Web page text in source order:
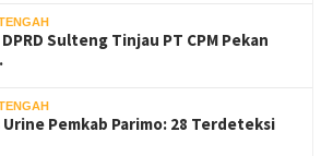
Sulteng Tinjau PT CPM Pekan
Urine Pemkab Parimo: 28 Terdeteksi